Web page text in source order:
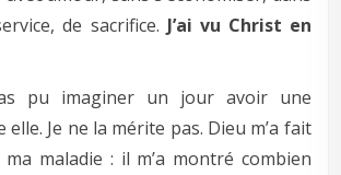
de sacrifice. J’ai vu Christ en
pu imaginer un jour avoir une
elle. Je ne la mérite pas. Dieu m’a fait
maladie : il m’a montré combien